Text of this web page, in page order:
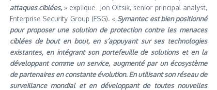
attaques ciblées, » explique Jon Oltsik, senior principal analyst,
Enterprise Security Group (ESG). « Symantec est bien positionné
pour proposer une solution de protection contre les menaces
ciblées de bout en bout, en s’appuyant sur ses technologies
existantes, en intégrant son portefeuille de solutions et en la
développant comme un service, augmenté par un écosystème
de partenaires en constante évolution. En utilisant son réseau de
surveillance mondial et en développant de toutes nouvelles